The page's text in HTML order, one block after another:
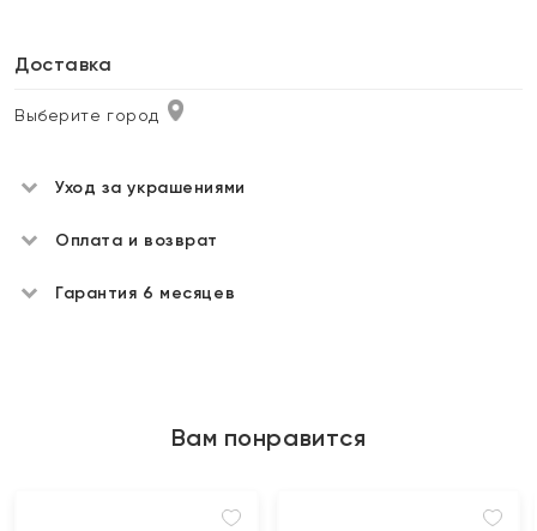
Доставка
Выберите город
Уход за украшениями
Оплата и возврат
Гарантия 6 месяцев
Вам понравится